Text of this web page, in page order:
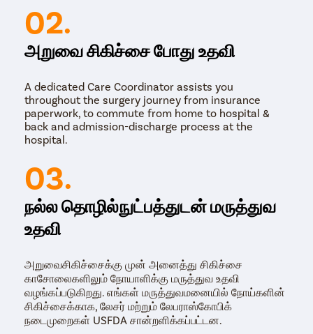
அறுவைசிகிச்சை (
Surgery)
வெரிகோசெலை குணப்படுத்துவதற்கான மிகவும் பயனுள்ள
சிகிச்சை அறுவை சிகிச்சை ஆகும். வெரிகோசெல்ஸின்
அறுவை சிகிச்சை வெரிகோசெலெக்டோமி என்று
ஏற்படுத்தும் போது அல்லது கருவுறாமைக்கான ஆபத்து
இருப்பதாக மருத்துவர் உணரும்போது இது செய்யப்படுகிறது.
முழு செயல்முறையும் மயக்க மருந்துகளின் செல்வாக்கின் கீழ்
செய்யப்படுகிறது.
02.
அறுவை சிகிச்சை போது உதவி
A dedicated Care Coordinator assists you
throughout the surgery journey from insurance
paperwork, to commute from home to hospital &
back and admission-discharge process at the
hospital.
03.
நல்ல தொழில்நுட்பத்துடன் மருத்துவ
உதவி
அறுவைசிகிச்சைக்கு முன் அனைத்து சிகிச்சை
காசோலைகளிலும் நோயாளிக்கு மருத்துவ உதவி
வழங்கப்படுகிறது. எங்கள் மருத்துவமனையில் நோய்களின்
சிகிச்சைக்காக, லேசர் மற்றும் லேபராஸ்கோபிக்
நடைமுறைகள் USFDA சான்றளிக்கப்பட்டன.